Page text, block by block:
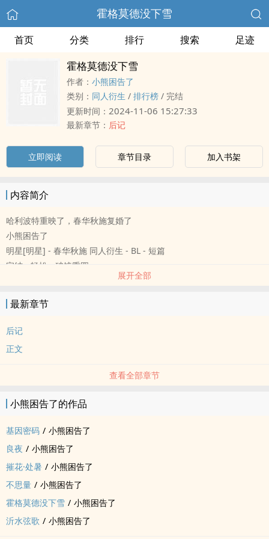
霍格莫德没下雪
首页 分类 排行 搜索 足迹
霍格莫德没下雪
作者： 小熊困告了
类别： 同人衍生 / 排行榜 / 完结
更新时间： 2024-11-06 15:27:33
最新章节： 后记
立即阅读 章节目录 加入书架
内容简介
哈利波特重映了，春华秋施复婚了
小熊困告了
明星[明星] - 春华秋施 同人衍生 - BL - 短篇
完结 - 轻松 - 破镜重圆
哈利波特重映了，他们也能重新开始了。
展开全部
最新章节
后记
正文
查看全部章节
小熊困告了的作品
基因密码 / 小熊困告了
良夜 / 小熊困告了
摧花·处暑 / 小熊困告了
不思量 / 小熊困告了
霍格莫德没下雪 / 小熊困告了
沂水弦歌 / 小熊困告了